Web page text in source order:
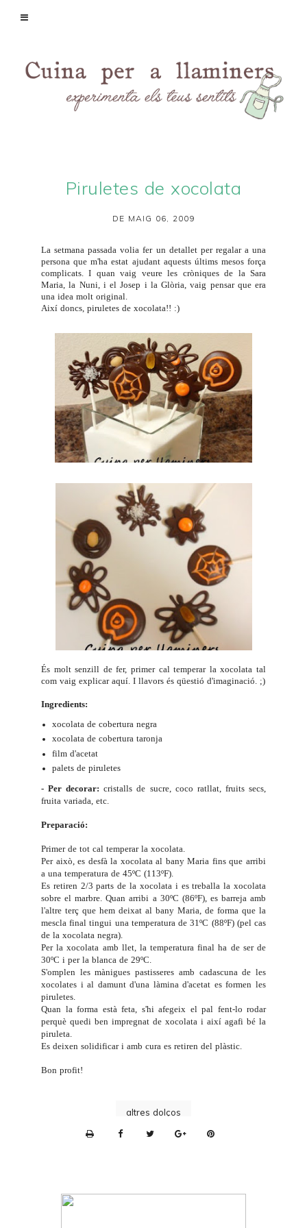
Piruletes de xocolata
DE MAIG 06, 2009
La setmana passada volia fer un detallet per regalar a una
persona que m'ha estat ajudant aquests últims mesos força
complicats. I quan vaig veure les cròniques de la Sara
Maria , la Nuni , i elJosep i la Glòria , vaig pensar que era
una idea molt original.
Així doncs, piruletes de xocolata!! :)
És molt senzill de fer, primer cal temperar la xocolata tal
com vaig explicar aquí . I llavors és qüestió d'imaginació. ;)
Ingredients:
xocolata de cobertura negra
xocolata de cobertura taronja
film d'acetat
palets de piruletes
- Per decorar: cristalls de sucre, coco ratllat, fruits secs,
fruita variada, etc.
Preparació:
Primer de tot cal temperar la xocolata.
Per això, es desfà la xocolata al bany Maria fins que arribi
a una temperatura de 45ºC (113ºF).
Es retiren 2/3 parts de la xocolata i es treballa la xocolata
sobre el marbre. Quan arribi a 30ºC (86ºF), es barreja amb
l'altre terç que hem deixat al bany Maria, de forma que la
mescla final tingui una temperatura de 31ºC (88ºF) (pel cas
de la xocolata negra).
Per la xocolata amb llet, la temperatura final ha de ser de
30ºC i per la blanca de 29ºC.
S'omplen les mànigues pastisseres amb cadascuna de les
xocolates i al damunt d'una làmina d'acetat es formen les
piruletes.
Quan la forma està feta, s'hi afegeix el pal fent-lo rodar
perquè quedi ben impregnat de xocolata i així agafi bé la
piruleta.
Es deixen solidificar i amb cura es retiren del plàstic.
Bon profit!
altres dolços
n